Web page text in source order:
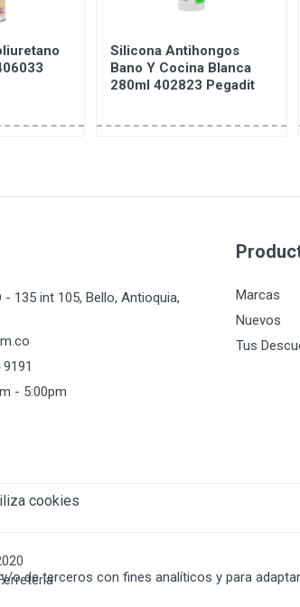
Silicona Antihongos
Bano Y Cocina Blanca
280ml 402823 Pegadit
- 135 int 105, Bello, Antioquia,
- 5:00pm
Marcas
Nuevos
Tus
cookies
o de terceros con fines analíticos y para